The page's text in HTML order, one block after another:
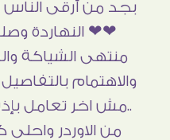
بجد من أرقى
❤❤ النهاردة
منتهى الشياكة
والاهتمام
..مش اخر تعامل
من الاوردر